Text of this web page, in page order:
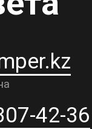
Ел. д.21
к Lamper.kz.
будущих